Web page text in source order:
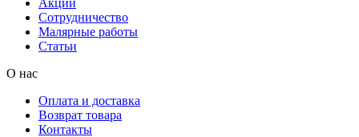
Акции
Сотрудничество
Малярные работы
Статьи
О нас
Оплата и доставка
Возврат товара
Контакты